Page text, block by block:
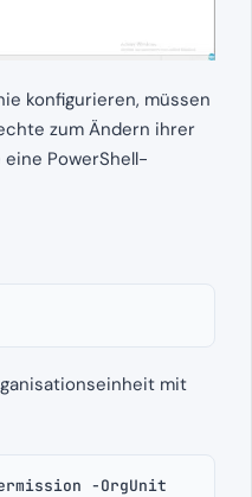
konfigurieren, müssen
zum Ändern ihrer
PowerShell-
mit
-OrgUnit